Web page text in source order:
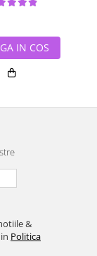
IN COS
&
Politica